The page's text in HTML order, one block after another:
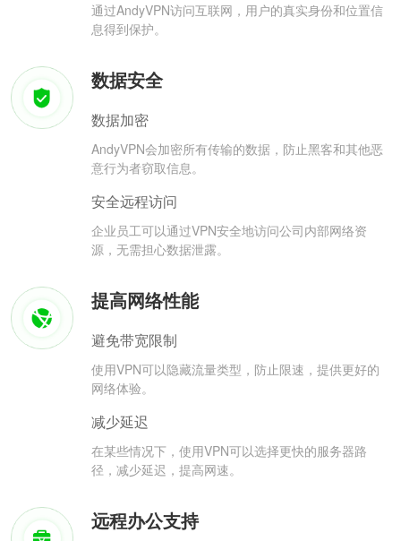
通过AndyVPN访问互联网，用户的真实身份和位置信
息得到保护。
数据安全
数据加密
AndyVPN会加密所有传输的数据，防止黑客和其他恶
意行为者窃取信息。
安全远程访问
企业员工可以通过VPN安全地访问公司内部网络资
源，无需担心数据泄露。
提高网络性能
避免带宽限制
使用VPN可以隐藏流量类型，防止限速，提供更好的
网络体验。
减少延迟
在某些情况下，使用VPN可以选择更快的服务器路
径，减少延迟，提高网速。
远程办公支持